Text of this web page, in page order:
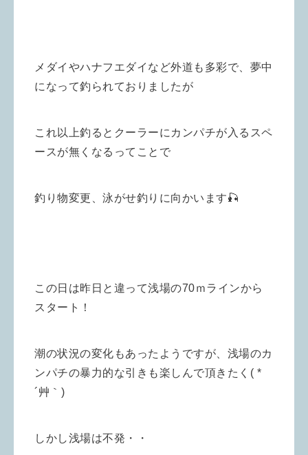
メダイやハナフエダイなど外道も多彩で、夢中
になって釣られておりましたが
これ以上釣るとクーラーにカンパチが入るスペ
ースが無くなるってことで
釣り物変更、泳がせ釣りに向かいます🎣
この日は昨日と違って浅場の70ｍラインから
スタート！
潮の状況の変化もあったようですが、浅場のカ
ンパチの暴力的な引きも楽しんで頂きたく( *
´艸｀)
しかし浅場は不発・・